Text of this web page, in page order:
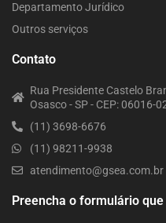
Departamento Jurídico
Outros serviços
Contato
Rua Presidente Castelo
Osasco - SP - CEP: 06016-
(11) 3698-6676
(11) 98211-9938
atendimento@gsea.com.br
Preencha o formulário